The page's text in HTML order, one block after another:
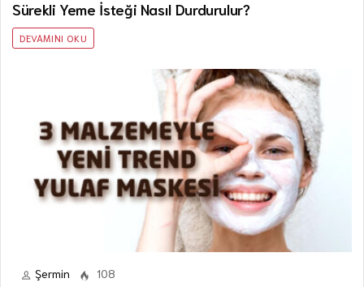
Sürekli Yeme İsteği Nasıl Durdurulur?
DEVAMINI OKU
Şermin 108